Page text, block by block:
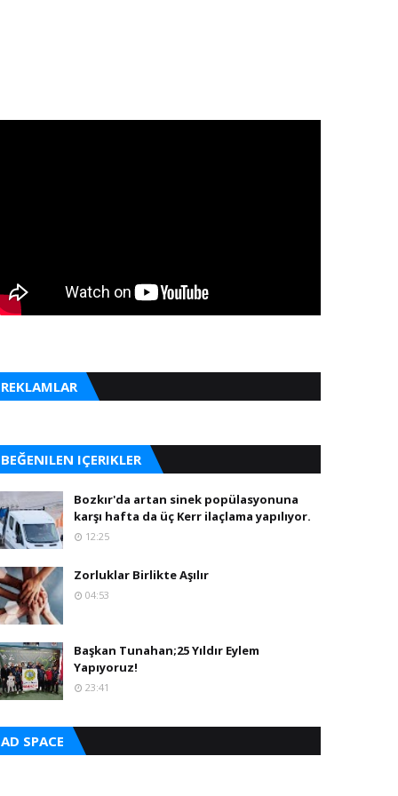
REKLAMLAR
BEĞENILEN IÇERIKLER
Bozkır'da artan sinek popülasyonuna
karşı hafta da üç Kerr ilaçlama yapılıyor.
12:25
Zorluklar Birlikte Aşılır
04:53
Başkan Tunahan;25 Yıldır Eylem
Yapıyoruz!
23:41
AD SPACE